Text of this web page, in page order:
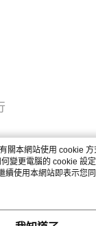
關本網站使用 cookie
變更電腦的 cookie 設
續使用本網站即表示您
。